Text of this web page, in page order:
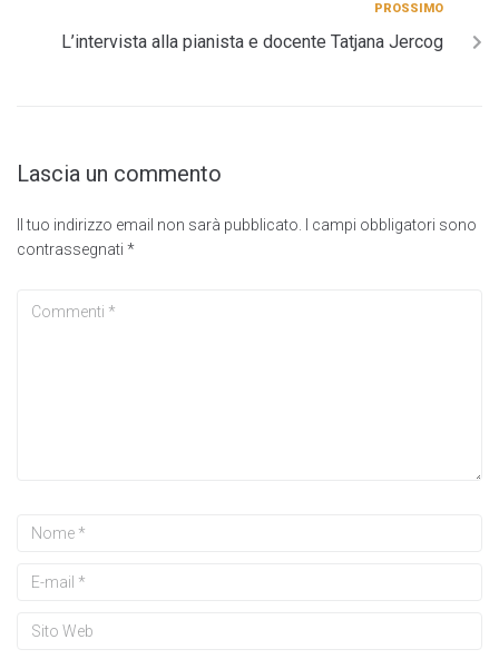
PROSSIMO
L’intervista alla pianista e docente Tatjana Jercog
Lascia un commento
Il tuo indirizzo email non sarà pubblicato.
I campi obbligatori sono
contrassegnati *